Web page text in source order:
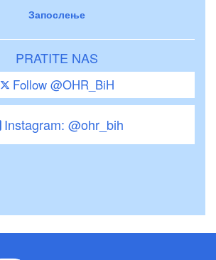
Запослење
PRATITE NAS
Follow @OHR_BiH
Instagram: @ohr_bih